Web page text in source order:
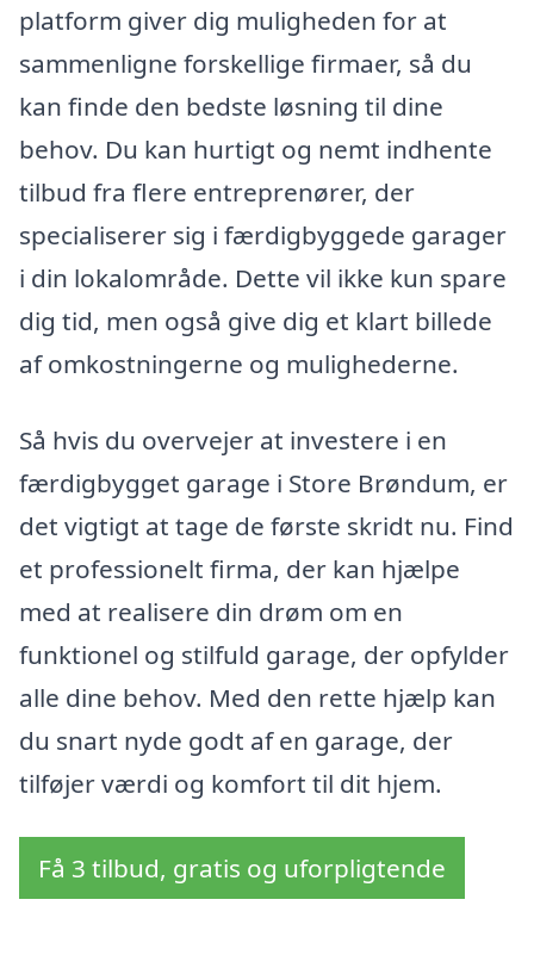
platform giver dig muligheden for at
sammenligne forskellige firmaer, så du
kan finde den bedste løsning til dine
behov. Du kan hurtigt og nemt indhente
tilbud fra flere entreprenører, der
specialiserer sig i færdigbyggede garager
i din lokalområde. Dette vil ikke kun spare
dig tid, men også give dig et klart billede
af omkostningerne og mulighederne.
Så hvis du overvejer at investere i en
færdigbygget garage i Store Brøndum, er
det vigtigt at tage de første skridt nu. Find
et professionelt firma, der kan hjælpe
med at realisere din drøm om en
funktionel og stilfuld garage, der opfylder
alle dine behov. Med den rette hjælp kan
du snart nyde godt af en garage, der
tilføjer værdi og komfort til dit hjem.
Få 3 tilbud, gratis og uforpligtende